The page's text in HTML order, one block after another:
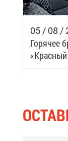
05 / 08 /
Го­ря­чее